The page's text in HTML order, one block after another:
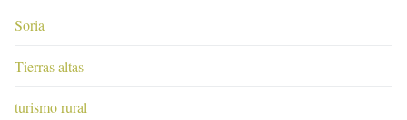
Soria
Tierras altas
turismo rural